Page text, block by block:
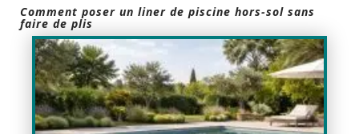
Comment poser un liner de piscine hors-sol sans
faire de plis